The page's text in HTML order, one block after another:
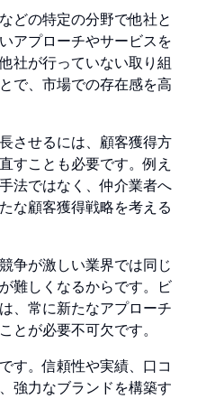
どの特定の分野で他社と
アプローチやサービスを
社が行っていない取り組
で、市場での存在感を高
させるには、顧客獲得方
すことも必要です。例え
法ではなく、仲介業者へ
な顧客獲得戦略を考える
争が激しい業界では同じ
難しくなるからです。ビ
、常に新たなアプローチ
とが必要不可欠です。
す。信頼性や実績、口コ
強力なブランドを構築す